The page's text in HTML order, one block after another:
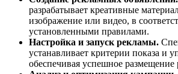
разрабатывает креативные
изображение или видео, в
установленными правилами.
Настройка и запуск рекламы.
устанавливает критерии показа и
обеспечивая успешное размещение